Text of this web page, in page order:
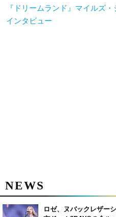
『ドリームランド』マイルズ
インタビュー
NEWS
ロゼ、ヌバックレザー